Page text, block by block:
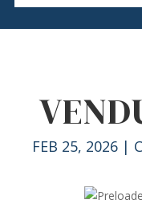
FEB 25, 2026 |